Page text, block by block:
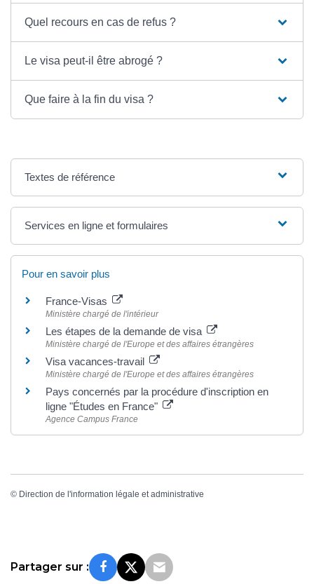
Quel recours en cas de refus ?
Le visa peut-il être abrogé ?
Que faire à la fin du visa ?
Textes de référence
Services en ligne et formulaires
Pour en savoir plus
France-Visas
Ministère chargé de l'intérieur
Les étapes de la demande de visa
Ministère chargé de l'Europe et des affaires étrangères
Visa vacances-travail
Ministère chargé de l'Europe et des affaires étrangères
Pays concernés par la procédure d'inscription en
ligne "Études en France"
Agence Campus France
© Direction de l'information légale et administrative
Partager sur :